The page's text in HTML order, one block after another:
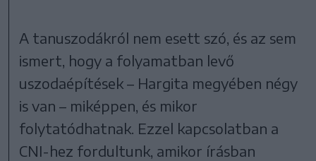
A tanuszodákról nem esett szó, és az sem
ismert, hogy a folyamatban levő
uszodaépítések – Hargita megyében négy
is van – miképpen, és mikor
folytatódhatnak. Ezzel kapcsolatban a
CNI-hez fordultunk, amikor írásban